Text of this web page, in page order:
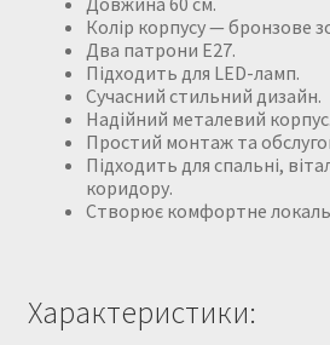
Колір корпусу — бронзове
Два патрони Е27.
Підходить для LED-ламп.
Сучасний стильний дизайн.
Надійний металевий корпус.
Простий монтаж та
Підходить для спальні,
коридору.
Створює комфортне
Характеристики: